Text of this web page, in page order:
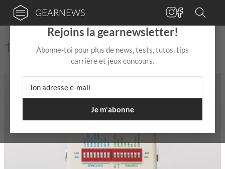
GEARNEWS
10 Aucun résultat pour "Pedal"
×
Rejoins la gearnewsletter!
Abonne-toi pour plus de news, tests, tutos, tips
carrière et jeux concours.
Je m'abonne